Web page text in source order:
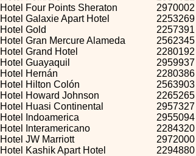
Hotel Four Points Sheraton
Hotel Galaxie Apart Hotel
Hotel Gold
Hotel Gran Mercure Alameda
Hotel Grand Hotel
Hotel Guayaquil
Hotel Hernán
Hotel Hilton Colón
Hotel Howard Johnson
Hotel Huasi Continental
Hotel Indoamerica
Hotel Interamericano
Hotel JW Marriott
Hotel Kashik Apart Hotel
2970002
2253269
2257391
2562345
2280192
2959937
2280386
2563903
2265265
2957327
2955094
2284320
2972000
2294880